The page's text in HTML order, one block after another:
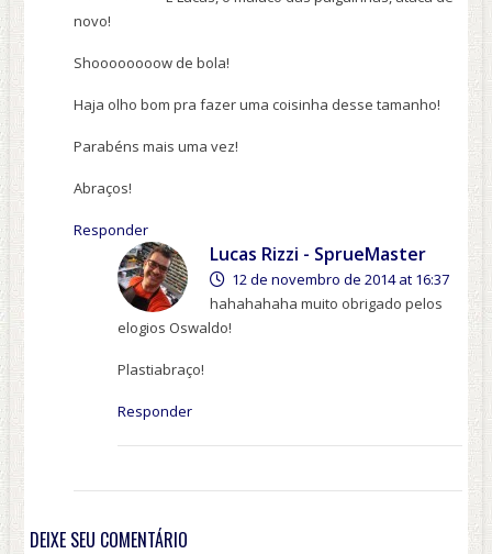
novo!
Shoooooooow de bola!
Haja olho bom pra fazer uma coisinha desse tamanho!
Parabéns mais uma vez!
Abraços!
Responder
Lucas Rizzi - SprueMaster
12 de novembro de 2014 at 16:37
hahahahaha muito obrigado pelos
elogios Oswaldo!
Plastiabraço!
Responder
DEIXE SEU COMENTÁRIO